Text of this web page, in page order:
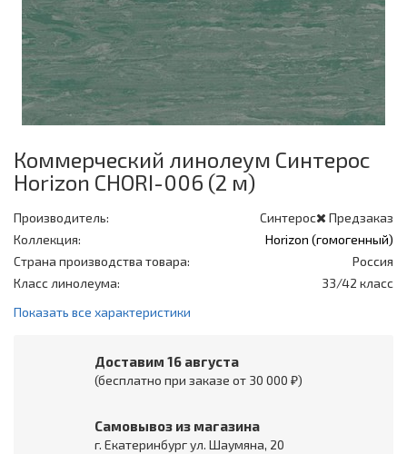
Коммерческий линолеум Синтерос
Horizon CHORI-006 (2 м)
Предзаказ
Производитель:
Синтерос
Коллекция:
Horizon (гомогенный)
Страна производства товара:
Россия
Класс линолеума:
33/42 класс
Показать все характеристики
Доставим 16 августа
(бесплатно при заказе от 30 000 ₽)
Самовывоз из магазина
г. Екатеринбург ул. Шаумяна, 20